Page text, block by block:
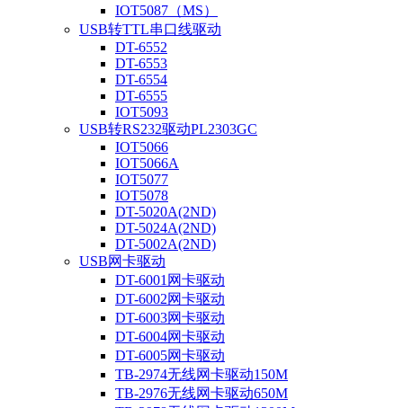
IOT5087（MS）
USB转TTL串口线驱动
DT-6552
DT-6553
DT-6554
DT-6555
IOT5093
USB转RS232驱动PL2303GC
IOT5066
IOT5066A
IOT5077
IOT5078
DT-5020A(2ND)
DT-5024A(2ND)
DT-5002A(2ND)
USB网卡驱动
DT-6001网卡驱动
DT-6002网卡驱动
DT-6003网卡驱动
DT-6004网卡驱动
DT-6005网卡驱动
TB-2974无线网卡驱动150M
TB-2976无线网卡驱动650M